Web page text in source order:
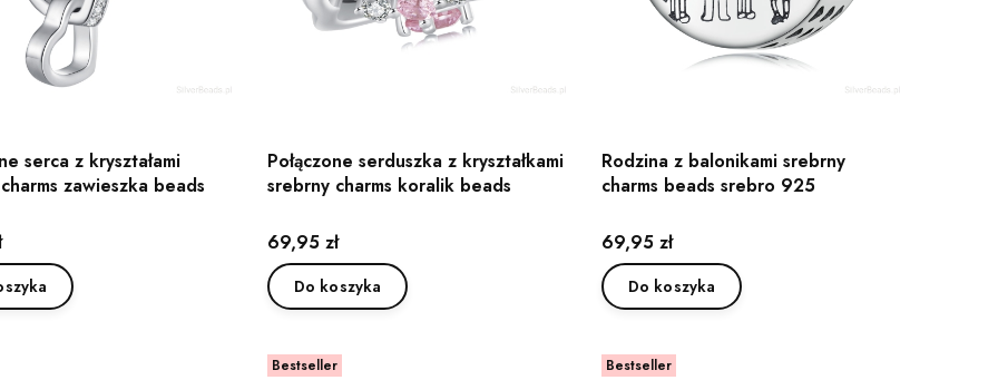
serca z kryształami
zawieszka beads
Połączone serduszka z kryształkami
srebrny charms koralik beads
Cena
69,95 zł
Do koszyka
Rodzina z balonikami srebrny
charms beads srebro 925
Cena
69,95 zł
Do koszyka
Bestseller Bestseller